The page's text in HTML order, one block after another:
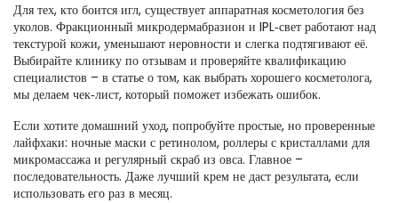
Для тех, кто боится игл, существует аппаратная косметология без
уколов. Фракционный микродермабразион и IPL‑свет работают над
текстурой кожи, уменьшают неровности и слегка подтягивают её.
Выбирайте клинику по отзывам и проверяйте квалификацию
специалистов – в статье о том, как выбрать хорошего косметолога,
мы делаем чек‑лист, который поможет избежать ошибок.
Если хотите домашний уход, попробуйте простые, но проверенные
лайфхаки: ночные маски с ретинолом, роллеры с кристаллами для
микромассажа и регулярный скраб из овса. Главное –
последовательность. Даже лучший крем не даст результата, если
использовать его раз в месяц.